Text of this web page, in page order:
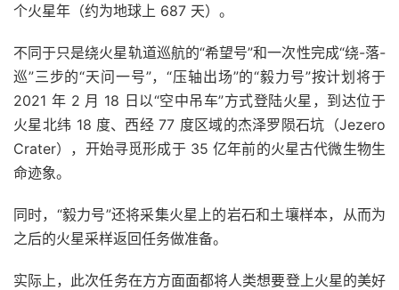
个火星年（约为地球上 687 天）。
不同于只是绕火星轨道巡航的“希望号”和一次性完成“绕-落-
巡”三步的“天问一号”，“压轴出场”的“毅力号”按计划将于
2021 年 2 月 18 日以“空中吊车”方式登陆火星，到达位于
火星北纬 18 度、西经 77 度区域的杰泽罗陨石坑（Jezero
Crater），开始寻觅形成于 35 亿年前的火星古代微生物生
命迹象。
同时，“毅力号”还将采集火星上的岩石和土壤样本，从而为
之后的火星采样返回任务做准备。
实际上，此次任务在方方面面都将人类想要登上火星的美好